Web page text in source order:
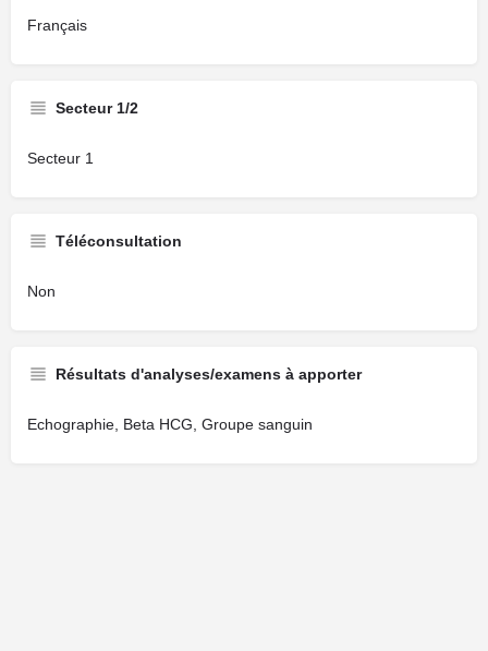
Français
Secteur 1/2
Secteur 1
Téléconsultation
Non
Résultats d'analyses/examens à apporter
Echographie, Beta HCG, Groupe sanguin